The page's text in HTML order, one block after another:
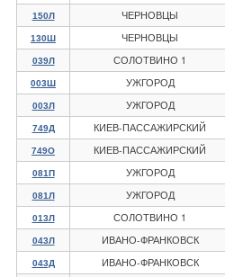
150Л ЧЕРНОВЦЫ
130Ш ЧЕРНОВЦЫ
039Л СОЛОТВИНО 1
003Ш УЖГОРОД
003Л УЖГОРОД
749Д КИЕВ-ПАССАЖИРСКИЙ
749О КИЕВ-ПАССАЖИРСКИЙ
081П УЖГОРОД
081Л УЖГОРОД
013Л СОЛОТВИНО 1
043Л ИВАНО-ФРАНКОВСК
043Д ИВАНО-ФРАНКОВСК